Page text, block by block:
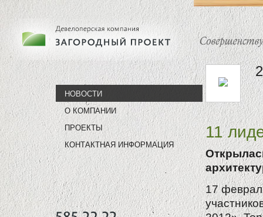
НОВОСТИ
О КОМПАНИИ
ПРОЕКТЫ
КОНТАКТНАЯ ИНФОРМАЦИЯ
11
17